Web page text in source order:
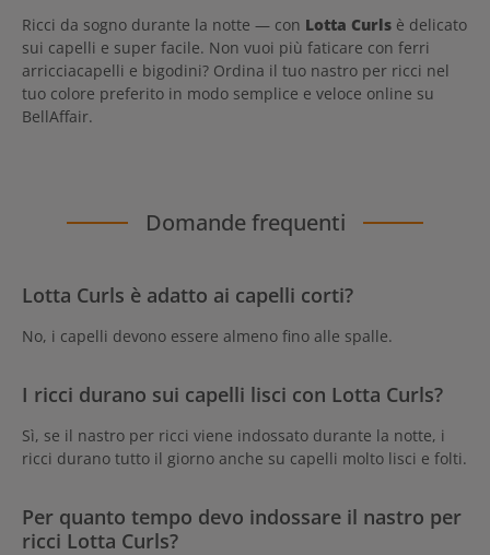
Ricci da sogno durante la notte — con Lotta Curls è delicato
sui capelli e super facile. Non vuoi più faticare con ferri
arricciacapelli e bigodini? Ordina il tuo nastro per ricci nel
tuo colore preferito in modo semplice e veloce online su
BellAffair.
Domande frequenti
Lotta Curls è adatto ai capelli corti?
No, i capelli devono essere almeno fino alle spalle.
I ricci durano sui capelli lisci con Lotta Curls?
Sì, se il nastro per ricci viene indossato durante la notte, i
ricci durano tutto il giorno anche su capelli molto lisci e folti.
Per quanto tempo devo indossare il nastro per
ricci Lotta Curls?